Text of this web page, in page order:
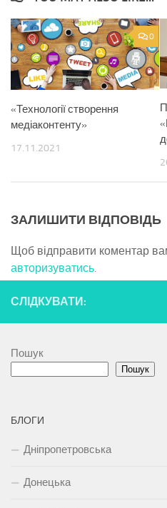
0
«Технології створення
медіаконтенту»
17.11.2021
ЗАЛИШИТИ ВІДПОВІДЬ
Щоб відправити коментар
авторизуватись.
СЛІДКУВАТИ:
Пошук
Пошук
БЛОГИ
Дніпропетровська
Донецька